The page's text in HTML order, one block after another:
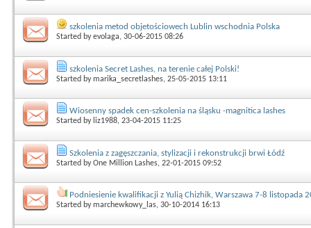
szkolenia metod objetościowech Lublin wschodnia Polska
Started byevolaga, 30-06-2015 08:26
szkolenia Secret Lashes, na terenie całej Polski!
Started bymarika_secretlashes, 25-05-2015 13:11
Wiosenny spadek cen-szkolenia na śląsku -magnitica lashes
Started by liz1988, 23-04-2015 11:25
Szkolenia z zagęszczania, stylizacji i rekonstrukcji brwi Łódź
Started byOne Million Lashes, 22-01-2015 09:52
Podniesienie kwalifikacji z Yulią Chizhik, Warszawa 7-8 listopada
Started bymarchewkowy_las, 30-10-2014 16:13